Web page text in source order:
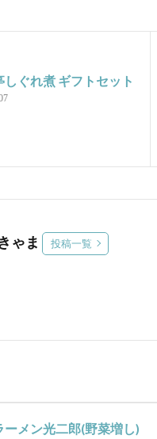
しぐれ煮 ギフトセット
ゃま 投稿一覧
ーメン光二郎(野菜増し)